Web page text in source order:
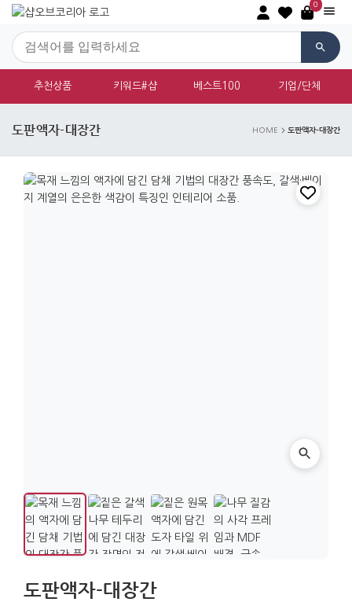
0
추천상품 키워드#샵 베스트100 기업/단체
도판액자-대장간 HOME 도판액자-대장간
도판액자-대장간